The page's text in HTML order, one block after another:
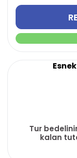
Tur
kalan